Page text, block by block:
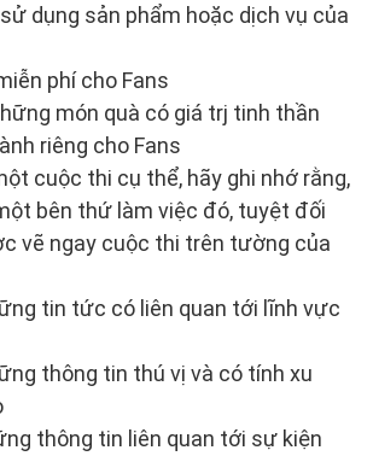
dụng sản phẩm hoặc dịch vụ của
phí cho Fans
món quà có giá trj tinh thần
riêng cho Fans
cuộc thi cụ thể, hãy ghi nhớ rằng,
bên thứ làm việc đó, tuyệt đối
vẽ ngay cuộc thi trên tường của
tin tức có liên quan tới lĩnh vực
thông tin thú vị và có tính xu
thông tin liên quan tới sự kiện